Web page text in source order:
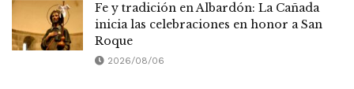
Fe y tradición en Albardón: La Cañada
inicia las celebraciones en honor a San
Roque
2026/08/06